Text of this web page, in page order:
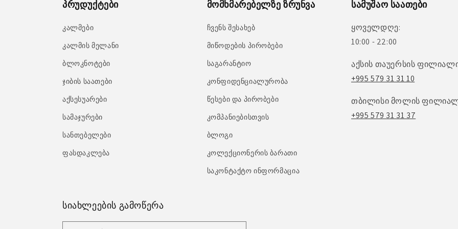
პრუდუქტები
კალმები
კალმის მელანი
ბლოკნოტები
ჯიბის საათები
აქსესუარები
სამაჯურები
სანთებელები
ფასდაკლება
მომხმარებელზე ზრუნვა
ჩვენს შესახებ
მიწოდების პირობები
საგარანტიო
კონფიდენციალურობა
წესები და პირობები
კომპანიებისთვის
ბლოგი
კოლექციონერის ბარათი
საკონტაქტო ინფორმაცია
სამუშაო საათები
ყოველდღე:
10:00 - 22:00
აქსის თაუერსის
+995 579 31 31 10
თბილისი მოლის
+995 579 31 31 37
სიახლეების გამოწერა